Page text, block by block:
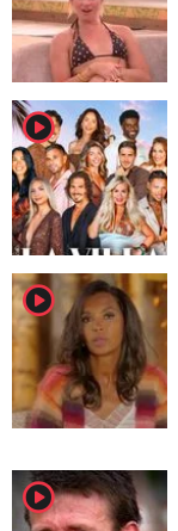
player2
player2
player2